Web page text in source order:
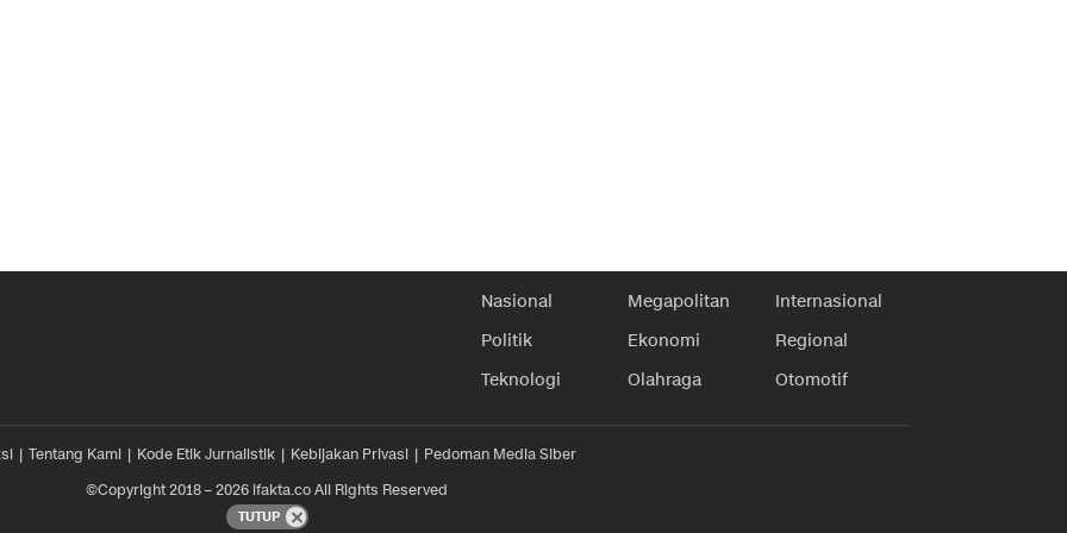
Nasional Megapolitan
Internasional
Politik
Ekonomi
Regional
Teknologi
Olahraga Otomotif
Tentang Kami Kode Etik Jurnalistik Kebijakan Privasi
Pedoman Media Siber
©Copyright 2018 – 2026 ifakta.co All Rights Reserved
TUTUP